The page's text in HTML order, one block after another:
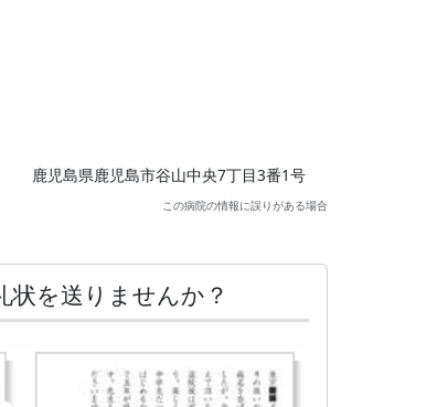
鹿児島県鹿児島市谷山中央7丁目3番1号
この病院の情報に誤りがある場合
状を送りませんか？